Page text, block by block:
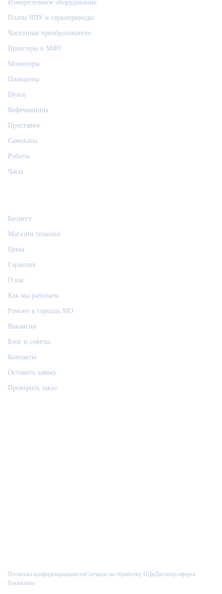
Измерительное оборудование
Платы ЧПУ и сервоприводы
Частотные преобразователи
Принтеры и МФУ
Мониторы
Планшеты
Dyson
Кофемашины
Приставки
Самокаты
Роботы
Часы
Бизнесу
Магазин техники
Цены
Гарантия
О нас
Как мы работаем
Ремонт в городах МО
Вакансии
Блог и советы
Контакты
Оставить заявку
Проверить заказ
Политика конфиденциальностиСогласие на обработку ПДнДоговор-оферта
Реквизиты
Введите имя, и менеджер сразу увидит его в CRM.